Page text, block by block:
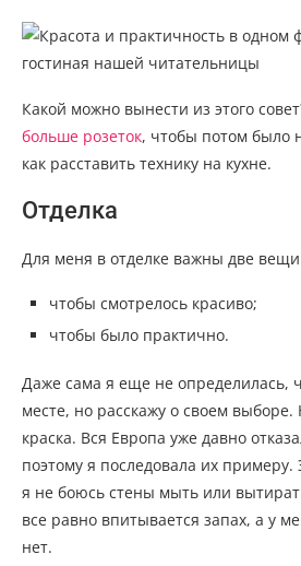
Какой можно вынести из этого
больше розеток, чтобы потом было
как расставить технику на кухне.
Отделка
Для меня в отделке важны две
чтобы смотрелось красиво;
чтобы было практично.
Даже сама я еще не определилась,
месте, но расскажу о своем выборе.
краска. Вся Европа уже давно
поэтому я последовала их примеру.
я не боюсь стены мыть или
все равно впитывается запах, а у
нет.